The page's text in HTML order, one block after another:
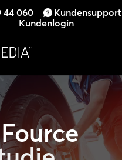
44 060
Kundensupport
Kundenlogin